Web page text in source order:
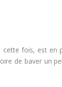
cette fois, est en
de baver un